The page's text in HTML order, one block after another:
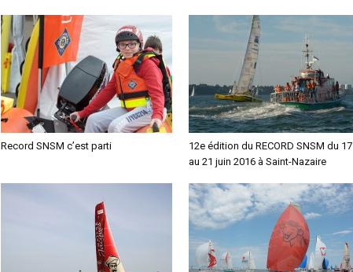
Record SNSM c’est parti
12e édition du RECORD SNSM du 17
au 21 juin 2016 à Saint-Nazaire